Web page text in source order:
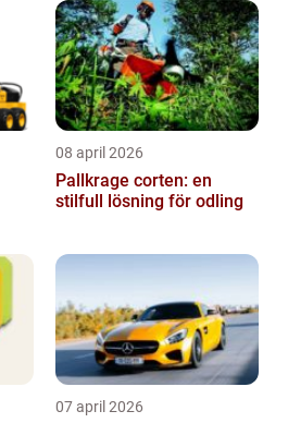
08 april 2026
Pallkrage corten: en
stilfull lösning för odling
07 april 2026